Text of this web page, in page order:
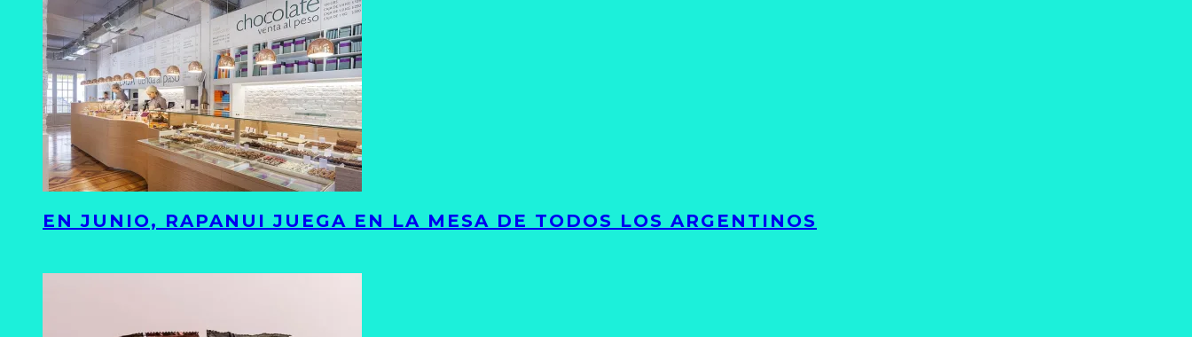
EN JUNIO, RAPANUI JUEGA EN LA MESA DE TODOS LOS ARGENTINOS